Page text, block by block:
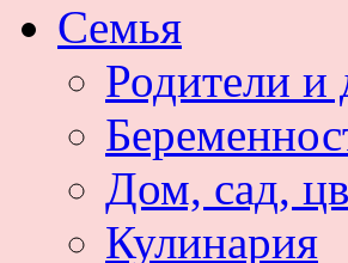
Семья
Родители и
Дом, сад,
Кулинария